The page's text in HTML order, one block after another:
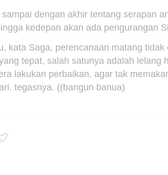
dengan akhir tentang serapan
kedepan akan ada pengurangan
kata Saga, perencanaan matang
tepat, salah satunya adalah lelang
lakukan perbaikan, agar tak
tegasnya. ((bangun banua)